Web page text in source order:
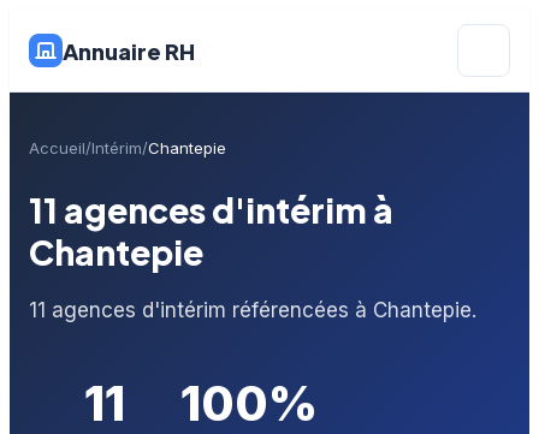
Annuaire RH
Accueil Intérim Chantepie
11 agences d'intérim à
Chantepie
11 agences d'intérim référencées à Chantepie.
11 100%